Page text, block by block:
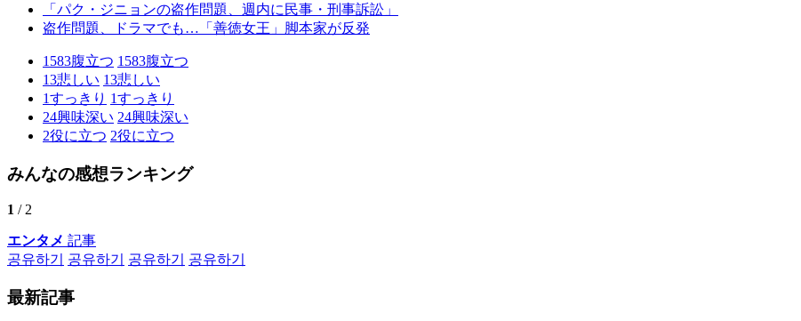
「パク・ジニョンの盗作問題、週内に民事・刑事訴訟」
盗作問題、ドラマでも…「善徳女王」脚本家が反発
1583腹立つ 1583腹立つ
13悲しい 13悲しい
1すっきり 1すっきり
24興味深い 24興味深い
2役に立つ 2役に立つ
みんなの感想ランキング
1 / 2
エンタメ 記事
공유하기
공유하기 공유하기 공유하기
最新記事